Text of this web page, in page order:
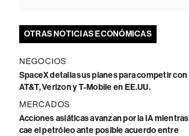
OTRAS NOTICIAS ECONÓMICAS
NEGOCIOS
SpaceX detalla sus planes para competir con
AT&T, Verizon y T-Mobile en EE.UU.
MERCADOS
Acciones asiáticas avanzan por la IA mientras
cae el petróleo ante posible acuerdo entre